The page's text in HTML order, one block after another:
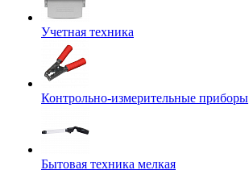
Учетная техника
Контрольно-измерительные приборы
Бытовая техника мелкая